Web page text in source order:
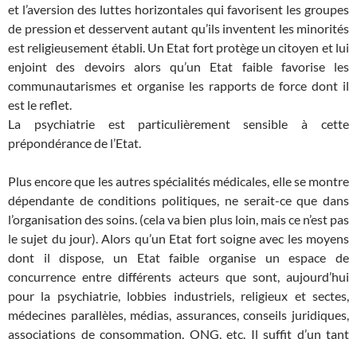
et l’aversion des luttes horizontales qui favorisent les groupes
de pression et desservent autant qu’ils inventent les minorités
est religieusement établi. Un Etat fort protège un citoyen et lui
enjoint des devoirs alors qu’un Etat faible favorise les
communautarismes et organise les rapports de force dont il
est le reflet.
La psychiatrie est particulièrement sensible à cette
prépondérance de l’Etat.
Plus encore que les autres spécialités médicales, elle se montre
dépendante de conditions politiques, ne serait-ce que dans
l’organisation des soins. (cela va bien plus loin, mais ce n’est pas
le sujet du jour). Alors qu’un Etat fort soigne avec les moyens
dont il dispose, un Etat faible organise un espace de
concurrence entre différents acteurs que sont, aujourd’hui
pour la psychiatrie, lobbies industriels, religieux et sectes,
médecines parallèles, médias, assurances, conseils juridiques,
associations de consommation, ONG, etc. Il suffit d’un tant